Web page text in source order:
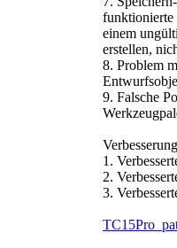
funktionierte
einem
erstellen,
8. Problem
9. Falsche
1.
2.
3.